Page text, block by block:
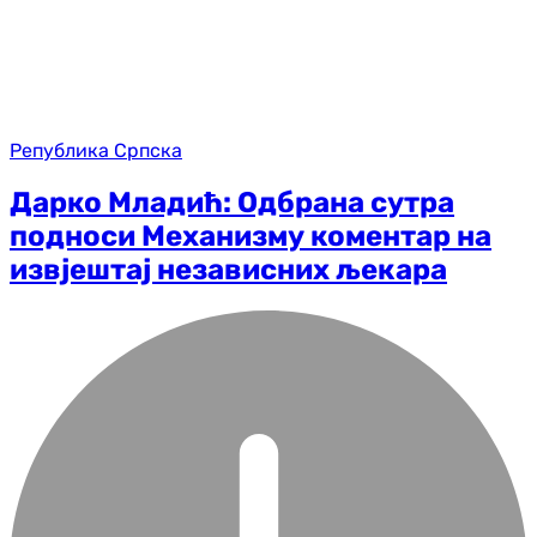
Република Српска
Дарко Младић: Одбрана сутра
подноси Механизму коментар на
извјештај независних љекара